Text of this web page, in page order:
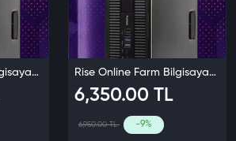
Rise Online Farm Bilgisayarı UE5 Destekli Rise Online Farm Bilgisayarı Unreal Engine 5 Farm Bilgisayarı
6,350.00 TL
6,950.00 TL -9%